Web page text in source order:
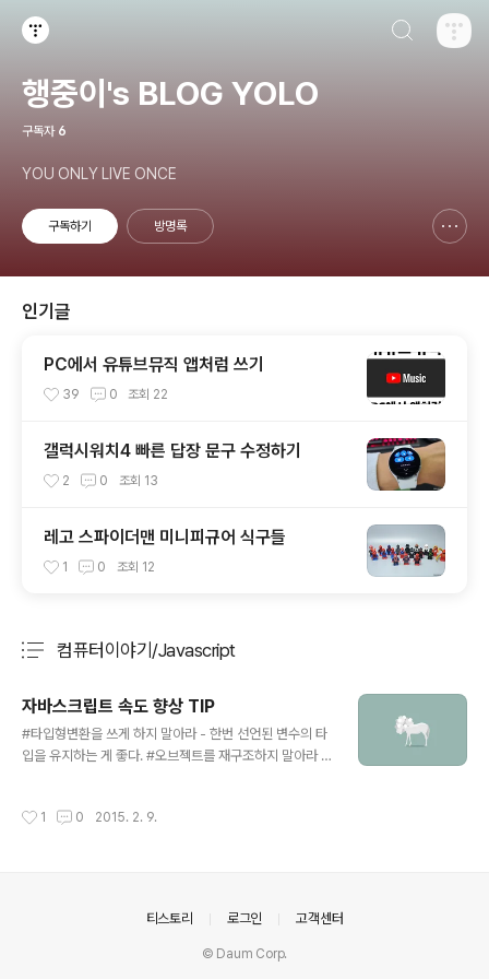
행중이's BLOG YOLO
구독자 6
YOU ONLY LIVE ONCE
구독하기 방명록
인기글
PC에서 유튜브뮤직 앱처럼 쓰기
39 0 조회 22
갤럭시워치4 빠른 답장 문구 수정하기
2 0 조회 13
레고 스파이더맨 미니피규어 식구들
1 0 조회 12
컴퓨터이야기/Javascript
자바스크립트 속도 향상 TIP
#타입형변환을 쓰게 하지 말아라 - 한번 선언된 변수의 타
입을 유지하는 게 좋다. #오브젝트를 재구조하지 말아라 -
+ 대신 += / join 연산을 사용하라. #현재 Scope보다 높
n() { if(this.value === 'blah') { ... } }); 이런 식으로 사
용하는게 속도향상에 도움을 준다. 원문 : https://..
1 0 2015. 2. 9.
티스토리 로그인 고객센터
© Daum Corp.